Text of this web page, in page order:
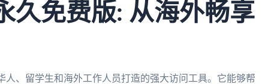
久免费版: 从海外畅享
、留学生和海外工作人员打造的强大访问工具。它能够帮